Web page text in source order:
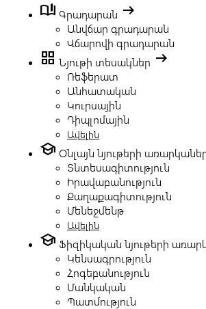
book_ribbon Գրադարան arrow_right_alt
Անվճար գրադարան
Վճարովի գրադարան
grid_view Նյութի տեսակներ arrow_right_alt
Ռեֆերատ
Անհատական
Կուրսային
Դիպլոմային
Ավելին
school Օնլայն նյութերի
Տնտեսագիտություն
Իրավաբանություն
Քաղաքագիտություն
Մենեջմենթ
Ավելին
school Ֆիզիկական նյութերի
Կենսագրություն
Հոգեբանություն
Մանկական
Պատմություն